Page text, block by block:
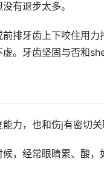
有退步太多。
排牙齿上下咬住用
。牙齿坚固与否和
力，也和伤j有密切
，经常眼睛累、酸